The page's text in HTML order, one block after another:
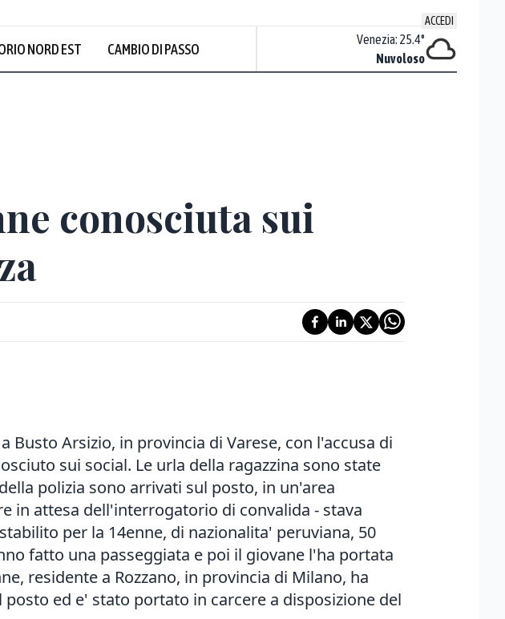
ACCEDI
NORD EST CAMBIO DI PASSO
Nuvoloso
Venezia: 25.4°
Nuvoloso
conosciuta sui
Arsizio, in provincia di Varese, con l'accusa di
sui social. Le urla della ragazzina sono state
polizia sono arrivati sul posto, in un'area
in attesa dell'interrogatorio di convalida - stava
per la 14enne, di nazionalita' peruviana, 50
fatto una passeggiata e poi il giovane l'ha portata
residente a Rozzano, in provincia di Milano, ha
ed e' stato portato in carcere a disposizione del